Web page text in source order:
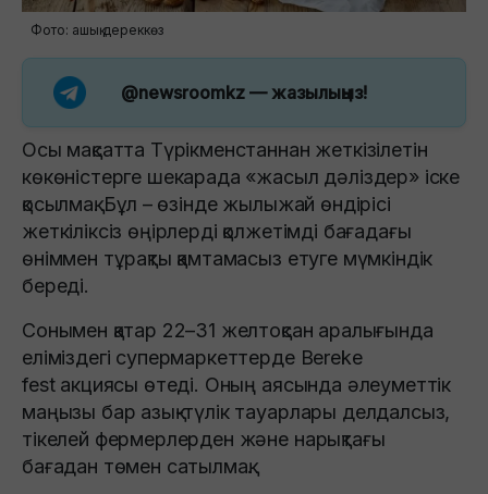
Фото: ашық дереккөз
@newsroomkz — жазылыңыз!
Осы мақсатта Түрікменстаннан жеткізілетін
көкөністерге шекарада «жасыл дәліздер» іске
қосылмақ. Бұл – өзінде жылыжай өндірісі
жеткіліксіз өңірлерді қолжетімді бағадағы
өніммен тұрақты қамтамасыз етуге мүмкіндік
береді.
Сонымен қатар 22–31 желтоқсан аралығында
еліміздегі супермаркеттерде Bereke
fest акциясы өтеді. Оның аясында әлеуметтік
маңызы бар азық-түлік тауарлары делдалсыз,
тікелей фермерлерден және нарықтағы
бағадан төмен сатылмақ.